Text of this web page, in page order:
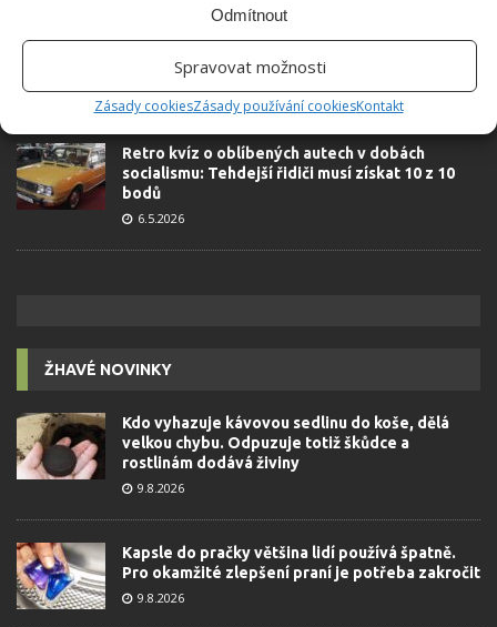
Odmítnout
Spravovat možnosti
Zásady cookiesZásady používání cookiesKontakt
Test znalostí o každodenní realitě za
komunismu: 10 retro otázek ukáže, kdo má
dobrý přehled
23.6.2026
Retro kvíz o oblíbených autech v dobách
socialismu: Tehdejší řidiči musí získat 10 z 10
bodů
6.5.2026
ŽHAVÉ NOVINKY
Kdo vyhazuje kávovou sedlinu do koše, dělá
velkou chybu. Odpuzuje totiž škůdce a
rostlinám dodává živiny
9.8.2026
Kapsle do pračky většina lidí používá špatně.
Pro okamžité zlepšení praní je potřeba zakročit
9.8.2026